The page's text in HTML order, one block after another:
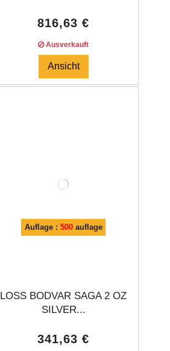
816,63 €
Ausverkauft
Ansicht
Auflage : 500auflage
LOSS BODVAR SAGA 2 OZ
SILVER...
341,63 €